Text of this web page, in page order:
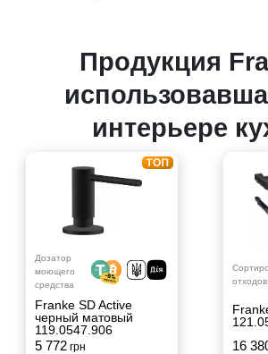
Продукция
интерьере
Дозатор
моющего
средства
Franke SD Active
черный матовый
119.0547.906
5 772грн
отходов
16